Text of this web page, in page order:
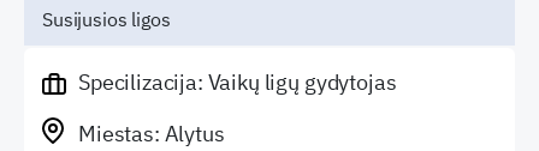
Susijusios ligos
Specilizacija: Vaikų ligų gydytojas
Miestas: Alytus